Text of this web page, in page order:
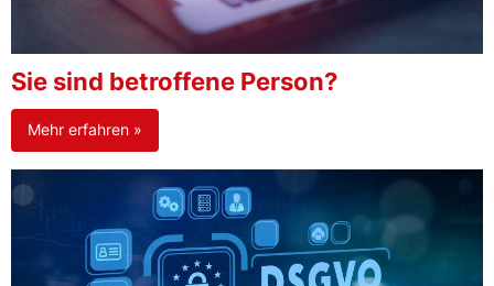
Sie sind betroffene Person?
Mehr erfahren »